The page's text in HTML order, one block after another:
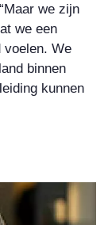
we zijn
we een
voelen. We
binnen
kunnen